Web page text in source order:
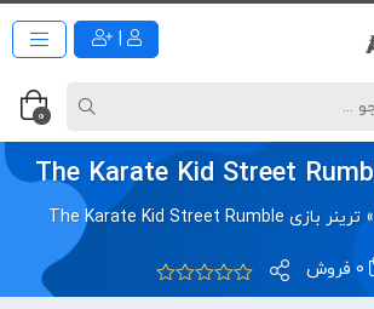
0
»ترینر بازی The Karate Kid Street Rumble